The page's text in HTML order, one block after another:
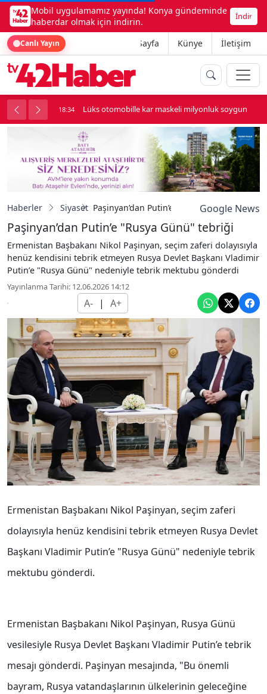
Mobil uygulamamız yayında! Konya gündeminde
haberdar olmak için indirin.
İndir
Canlı Yayın Ana Sayfa Künye İletişim
soygun 18:34 Kadınhanı'nda çok sayıda araç birbirine girdi
Haberler Siyaset Paşinyan’dan Putin’e "Rusya Günü" tebriği
Google News
Paşinyan’dan Putin’e "Rusya Günü" tebriği
Ermenistan Başbakanı Nikol Paşinyan, seçim zaferi dolayısıyla
henüz kendisini tebrik etmeyen Rusya Devlet Başkanı Vladimir
Putin’e "Rusya Günü" nedeniyle tebrik mektubu gönderdi
Yayınlanma Tarihi: 12.06.2026 14:12
A- | A+
Ermenistan Başbakanı Nikol Paşinyan, seçim zaferi
dolayısıyla henüz kendisini tebrik etmeyen Rusya Devlet
Başkanı Vladimir Putin’e "Rusya Günü" nedeniyle tebrik
mektubu gönderdi.
Ermenistan Başbakanı Nikol Paşinyan, Rusya Günü
vesilesiyle Rusya Devlet Başkanı Vladimir Putin’e tebrik
mesajı gönderdi. Paşinyan mesajında, "Bu önemli
bayram, Rusya vatandaşlarının ülkelerinin geleceğine